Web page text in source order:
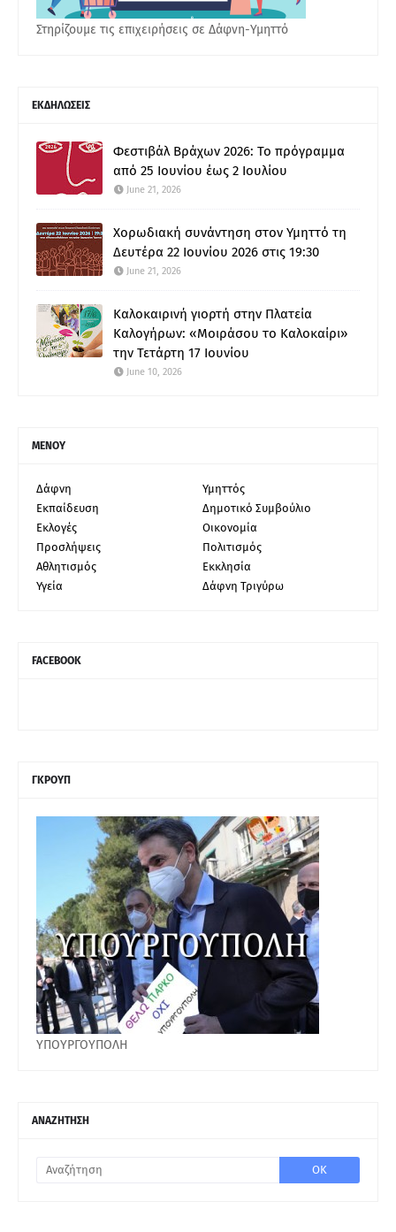
Στηρίζουμε τις επιχειρήσεις σε Δάφνη-Υμηττό
ΕΚΔΗΛΩΣΕΙΣ
Φεστιβάλ Βράχων 2026: Το πρόγραμμα
από 25 Ιουνίου έως 2 Ιουλίου
June 21, 2026
Χορωδιακή συνάντηση στον Υμηττό τη
Δευτέρα 22 Ιουνίου 2026 στις 19:30
June 21, 2026
Καλοκαιρινή γιορτή στην Πλατεία
Καλογήρων: «Μοιράσου το Καλοκαίρι»
την Τετάρτη 17 Ιουνίου
June 10, 2026
ΜΕΝΟΥ
Δάφνη
Υμηττός
Εκπαίδευση
Δημοτικό Συμβούλιο
Εκλογές
Οικονομία
Προσλήψεις
Πολιτισμός
Αθλητισμός
Εκκλησία
Υγεία
Δάφνη Τριγύρω
FACEBOOK
ΓΚΡΟΥΠ
ΥΠΟΥΡΓΟΥΠΟΛΗ
ΑΝΑΖΗΤΗΣΗ